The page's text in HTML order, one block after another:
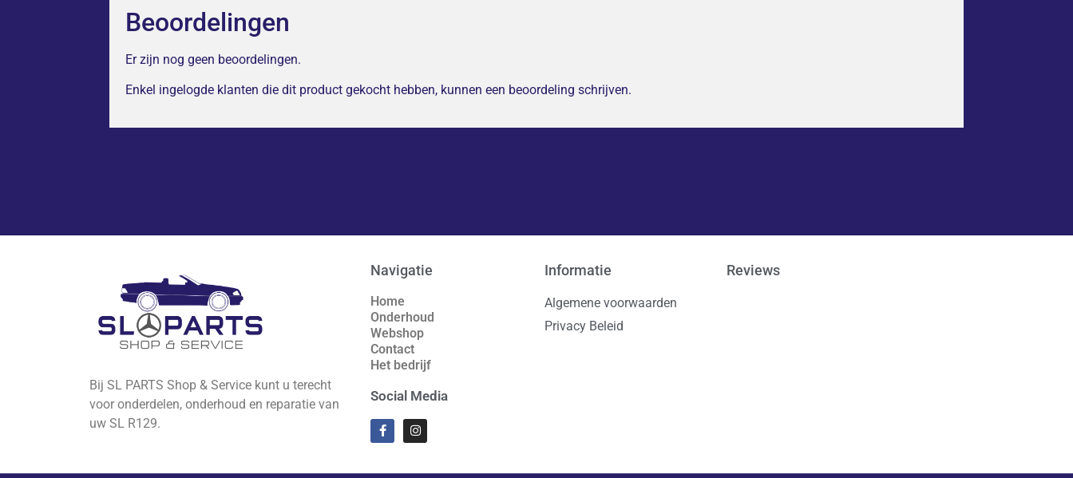
Beoordelingen
Er zijn nog geen beoordelingen.
Enkel ingelogde klanten die dit product gekocht hebben, kunnen een beoordeling schrijven.
Bij SL PARTS Shop & Service kunt u terecht
voor onderdelen, onderhoud en reparatie van
uw SL R129.
Navigatie
Home
Onderhoud
Webshop
Contact
Het bedrijf
Social Media
Informatie
Algemene voorwaarden
Privacy Beleid
Reviews